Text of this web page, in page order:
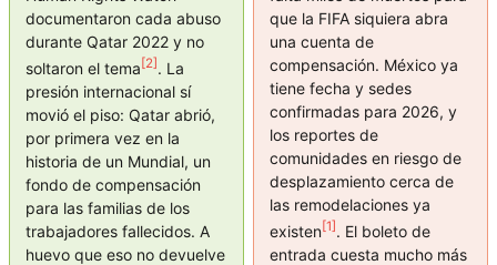
documentaron cada abuso
durante Qatar 2022 y no
soltaron el tema[2]. La
presión internacional sí
movió el piso: Qatar abrió,
por primera vez en la
historia de un Mundial, un
fondo de compensación
para las familias de los
trabajadores fallecidos. A
huevo que eso no devuelve
que la FIFA siquiera abra
una cuenta de
compensación. México ya
tiene fecha y sedes
confirmadas para 2026, y
los reportes de
comunidades en riesgo de
desplazamiento cerca de
las remodelaciones ya
existen[1]. El boleto de
entrada cuesta mucho más